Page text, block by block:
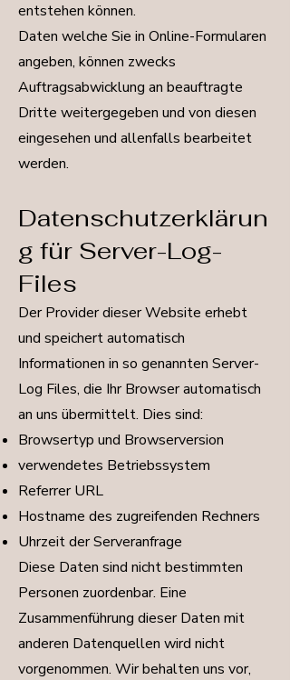
entstehen können.
Daten welche Sie in Online-Formularen
angeben, können zwecks
Auftragsabwicklung an beauftragte
Dritte weitergegeben und von diesen
eingesehen und allenfalls bearbeitet
werden.
Datenschutzerklärun
g für Server-Log-
Files
Der Provider dieser Website erhebt
und speichert automatisch
Informationen in so genannten Server-
Log Files, die Ihr Browser automatisch
an uns übermittelt. Dies sind:
Browsertyp und Browserversion
verwendetes Betriebssystem
Referrer URL
Hostname des zugreifenden Rechners
Uhrzeit der Serveranfrage
Diese Daten sind nicht bestimmten
Personen zuordenbar. Eine
Zusammenführung dieser Daten mit
anderen Datenquellen wird nicht
vorgenommen. Wir behalten uns vor,